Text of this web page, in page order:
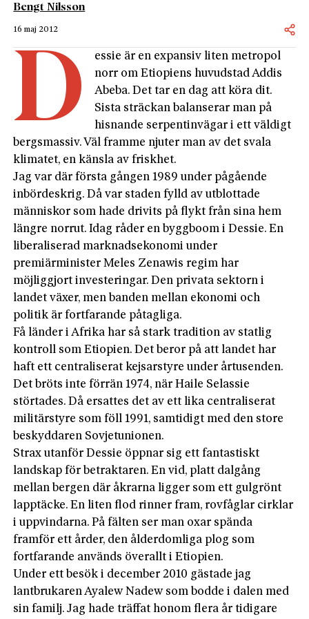
Bengt Nilsson
16 maj 2012
D
essie är en expansiv liten metropol
norr om Etiopiens huvudstad Addis
Abeba. Det tar en dag att köra dit.
Sista sträckan balanserar man på
hisnande serpentinvägar i ett väldigt
bergsmassiv. Väl framme njuter man av det svala
klimatet, en känsla av friskhet.
Jag var där första gången 1989 under pågående
inbördeskrig. Då var staden fylld av utblottade
människor som hade drivits på flykt från sina hem
längre norrut. Idag råder en byggboom i Dessie. En
liberaliserad marknadsekonomi under
premiärminister Meles Zenawis regim har
möjliggjort investeringar. Den privata sektorn i
landet växer, men banden mellan ekonomi och
politik är fortfarande påtagliga.
Få länder i Afrika har så stark tradition av statlig
kontroll som Etiopien. Det beror på att landet har
haft ett centraliserat kejsarstyre under årtusenden.
Det bröts inte förrän 1974, när Haile Selassie
störtades. Då ersattes det av ett lika centraliserat
militärstyre som föll 1991, samtidigt med den store
beskyddaren Sovjetunionen.
Strax utanför Dessie öppnar sig ett fantastiskt
landskap för betraktaren. En vid, platt dalgång
mellan bergen där åkrarna ligger som ett gulgrönt
lapptäcke. En liten flod rinner fram, rovfåglar cirklar
i uppvindarna. På fälten ser man oxar spända
framför ett årder, den ålderdomliga plog som
fortfarande används överallt i Etiopien.
Under ett besök i december 2010 gästade jag
lantbrukaren Ayalew Nadew som bodde i dalen med
sin familj. Jag hade träffat honom flera år tidigare